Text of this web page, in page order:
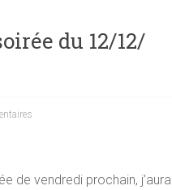
du 12/12/
de vendredi prochain,